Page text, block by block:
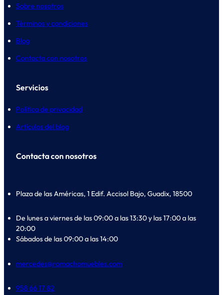
Sobre nosotros
Términos y condiciones
Blog
Contacta con nosotros
Servicios
Política de privacidad
Artículos del blog
Contacta con nosotros
Plaza de las Américas, 1 Edif. Accisol Bajo, Guadix, 18500
De lunes a viernes de las 09:00 a las 13:30 y las 17:00 a las
20:00
Sábados de las 09:00 a las 14:00
mercedes@romachomuebles.com
958 66 17 82